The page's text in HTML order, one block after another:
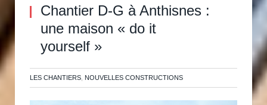
Chantier D-G à Anthisnes :
une maison « do it
yourself »
LES CHANTIERS NOUVELLES CONSTRUCTIONS